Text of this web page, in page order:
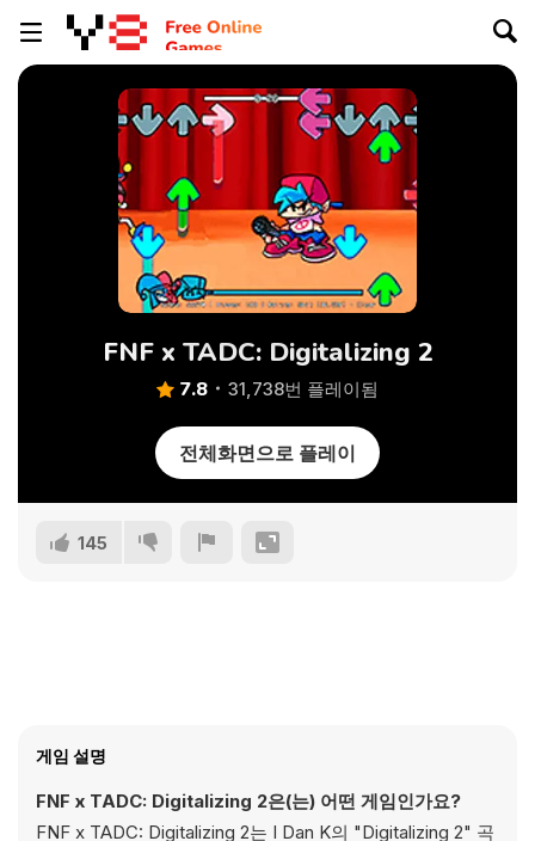
FNF x TADC: Digitalizing 2
7.8 31,738번 플레이됨
전체화면으로 플레이
145
게임 설명
FNF x TADC: Digitalizing 2은(는) 어떤 게임인가요?
FNF x TADC: Digitalizing 2는 I Dan K의 "Digitalizing 2" 곡